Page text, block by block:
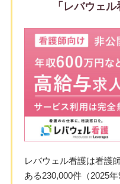
「レバウェ
レバウェル看護は看護
ある230,000件（2025